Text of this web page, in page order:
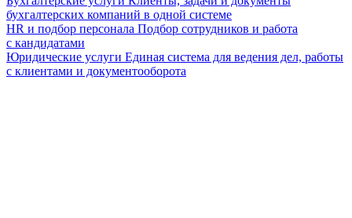
бухгалтерских компаний в одной системе
HR и подбор персонала Подбор сотрудников и работа
с кандидатами
Юридические услуги Единая система для ведения дел, работы
с клиентами и документооборота